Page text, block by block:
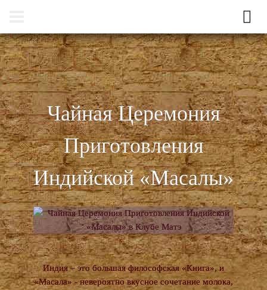
Чайная Церемония
Приготовления
Индийской «Масалы»
Индия – это большая философская «Книга», и
«Масала» - невероятно вкусное сочетание молока,